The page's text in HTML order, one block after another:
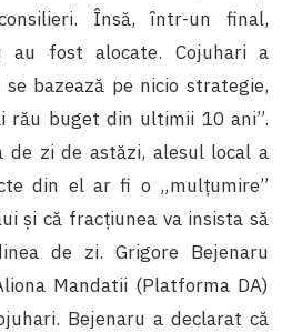
Însă, într-un final,
au fost alocate. Cojuhari a
bazează pe nicio strategie,
rău buget din ultimii 10 ani”.
de zi de astăzi, alesul local a
din el ar fi o „mulțumire”
și că fracțiunea va insista să
de zi. Grigore Bejenaru
Mandatii (Platforma DA)
Bejenaru a declarat că